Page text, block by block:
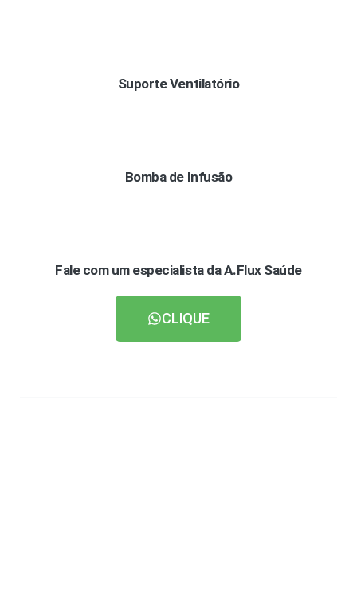
Suporte Ventilatório
Bomba de Infusão
Fale com um especialista da A.Flux Saúde
CLIQUE